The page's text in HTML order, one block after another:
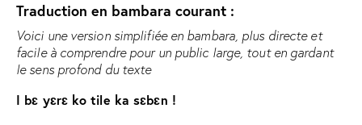
Traduction en bambara courant :
Voici une version simplifiée en bambara, plus directe et
facile à comprendre pour un public large, tout en gardant
le sens profond du texte
I bɛ yɛrɛ ko tile ka sɛbɛn !